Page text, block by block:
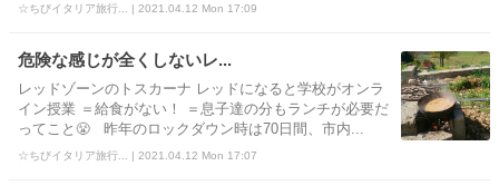
☆ちびイタリア旅行... | 2021.04.12 Mon 17:09
危険な感じが全くしないレ...
レッドゾーンのトスカーナ レッドになると学校がオンラ
イン授業 ＝給食がない！ ＝息子達の分もランチが必要だ
ってこと😤 昨年のロックダウン時は70日間、市内...
☆ちびイタリア旅行... | 2021.04.12 Mon 17:07